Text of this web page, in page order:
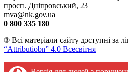
просп. Дніпровський, 23
mva@nk.gov.ua
0 800 335 180
® Всі матеріали сайту доступні за
“Attributiobn” 4.0 Всесвітня